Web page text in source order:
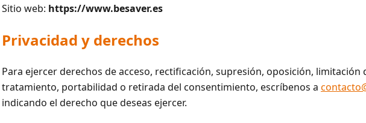
Sitio web: https://www.besaver.es
Privacidad y derechos
Para ejercer derechos de acceso, rectificación, supresión, oposición, limitación
tratamiento, portabilidad o retirada del consentimiento, escríbenos a
indicando el derecho que deseas ejercer.